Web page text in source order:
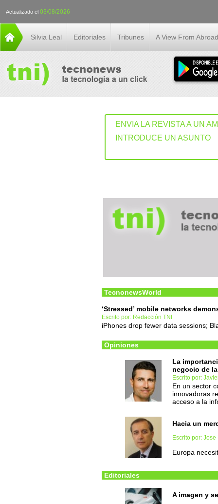
Actualizado el 03/08/2026
Silvia Leal Editoriales Tribunes A View From Abroad
ENVIA LA REVISTA A UN
INTRODUCE UN ASUNTO
TecnonewsWorld
‘Stressed’ mobile networks
Escrito por: Redacción TNI
iPhones drop fewer data sessions;
Opiniones
La
negocio de
Escrito por:
En un sector
innovadoras
acceso a la
Hacia un
Escrito por:
Europa
Editoriales
A imagen y